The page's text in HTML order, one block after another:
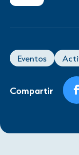
Eventos
Compartir